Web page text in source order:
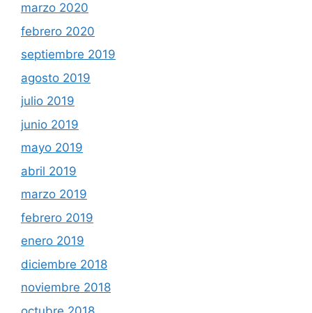
marzo 2020
febrero 2020
septiembre 2019
agosto 2019
julio 2019
junio 2019
mayo 2019
abril 2019
marzo 2019
febrero 2019
enero 2019
diciembre 2018
noviembre 2018